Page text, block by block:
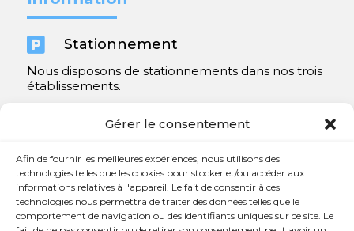
Gérer le consentement
Afin de fournir les meilleures expériences, nous utilisons des
technologies telles que les cookies pour stocker et/ou accéder aux
informations relatives à l'appareil. Le fait de consentir à ces
technologies nous permettra de traiter des données telles que le
comportement de navigation ou des identifiants uniques sur ce site. Le
 Stationnement
Nous disposons de stationnements dans nos trois
établissements.
Contact
 450 654-3342